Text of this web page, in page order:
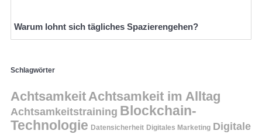
Warum lohnt sich tägliches Spazierengehen?
Schlagwörter
Achtsamkeit Achtsamkeit im Alltag
Achtsamkeitstraining Blockchain-
Technologie Datensicherheit Digitales Marketing Digitale